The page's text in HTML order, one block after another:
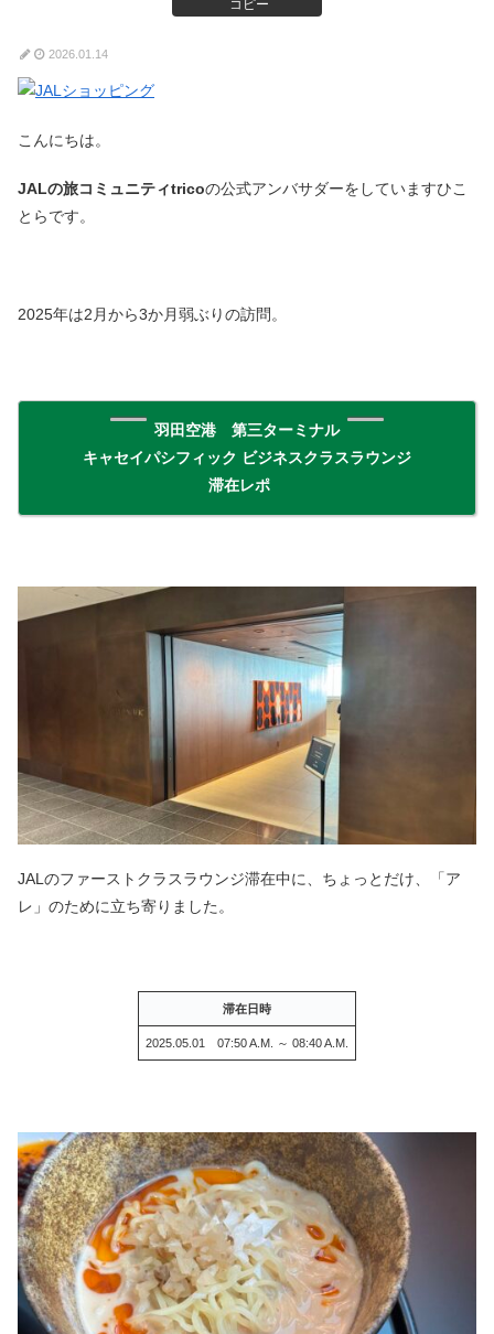
コピー
2026.01.14
こんにちは。
JALの旅コミュニティtricoの公式アンバサダーをしていますひこ
とらです。
2025年は2月から3か月弱ぶりの訪問。
羽田空港 第三ターミナル
キャセイパシフィック ビジネスクラスラウンジ
滞在レポ
JALのファーストクラスラウンジ滞在中に、ちょっとだけ、「ア
レ」のために立ち寄りました。
滞在日時
2025.05.01 07:50 A.M. ～ 08:40 A.M.